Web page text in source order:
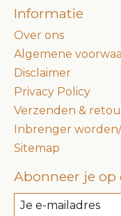
Informatie
Over ons
Algemene
Disclaimer
Privacy Policy
Verzenden &
Inbrenger
Sitemap
Abonneer je